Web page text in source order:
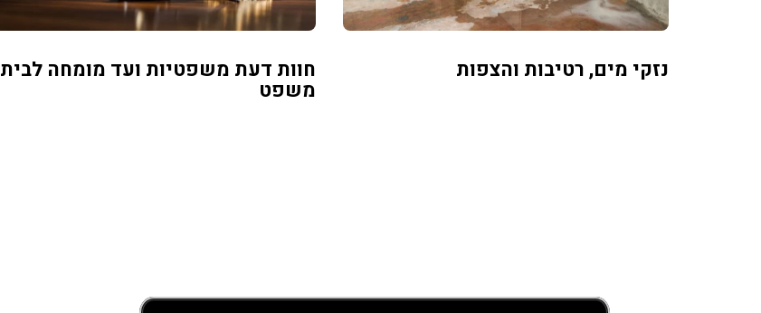
נזקי מים, רטיבות והצפות חוות דעת משפטיות ועד מומחה לבית
משפט